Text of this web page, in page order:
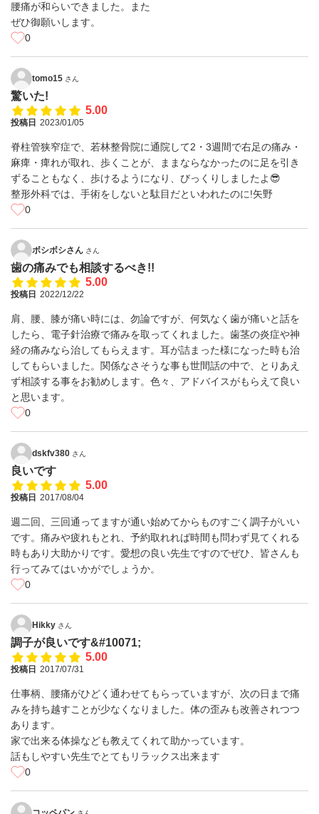
腰痛が和らいできました。また
ぜひ御願いします。
0
tomo15 さん
驚いた!
5.00
投稿日 2023/01/05
脊柱管狭窄症で、若林整骨院に通院して2・3週間で右足の痛み・
麻痺・痺れが取れ、歩くことが、ままならなかったのに足を引き
ずることもなく、歩けるようになり、びっくりしましたよ😎
整形外科では、手術をしないと駄目だといわれたのに!矢野
0
ボシボシさん さん
歯の痛みでも相談するべき!!
5.00
投稿日 2022/12/22
肩、腰、膝が痛い時には、勿論ですが、何気なく歯が痛いと話を
したら、電子針治療で痛みを取ってくれました。歯茎の炎症や神
経の痛みなら治してもらえます。耳が詰まった様になった時も治
してもらいました。関係なさそうな事も世間話の中で、とりあえ
ず相談する事をお勧めします。色々、アドバイスがもらえて良い
と思います。
0
dskfv380 さん
良いです
5.00
投稿日 2017/08/04
週二回、三回通ってますが通い始めてからものすごく調子がいい
です。痛みや疲れもとれ、予約取れれば時間も問わず見てくれる
時もあり大助かりです。愛想の良い先生ですのでぜひ、皆さんも
行ってみてはいかがでしょうか。
0
Hikky さん
調子が良いです&#10071;
5.00
投稿日 2017/07/31
仕事柄、腰痛がひどく通わせてもらっていますが、次の日まで痛
みを持ち越すことが少なくなりました。体の歪みも改善されつつ
あります。
家で出来る体操なども教えてくれて助かっています。
話もしやすい先生でとてもリラックス出来ます
0